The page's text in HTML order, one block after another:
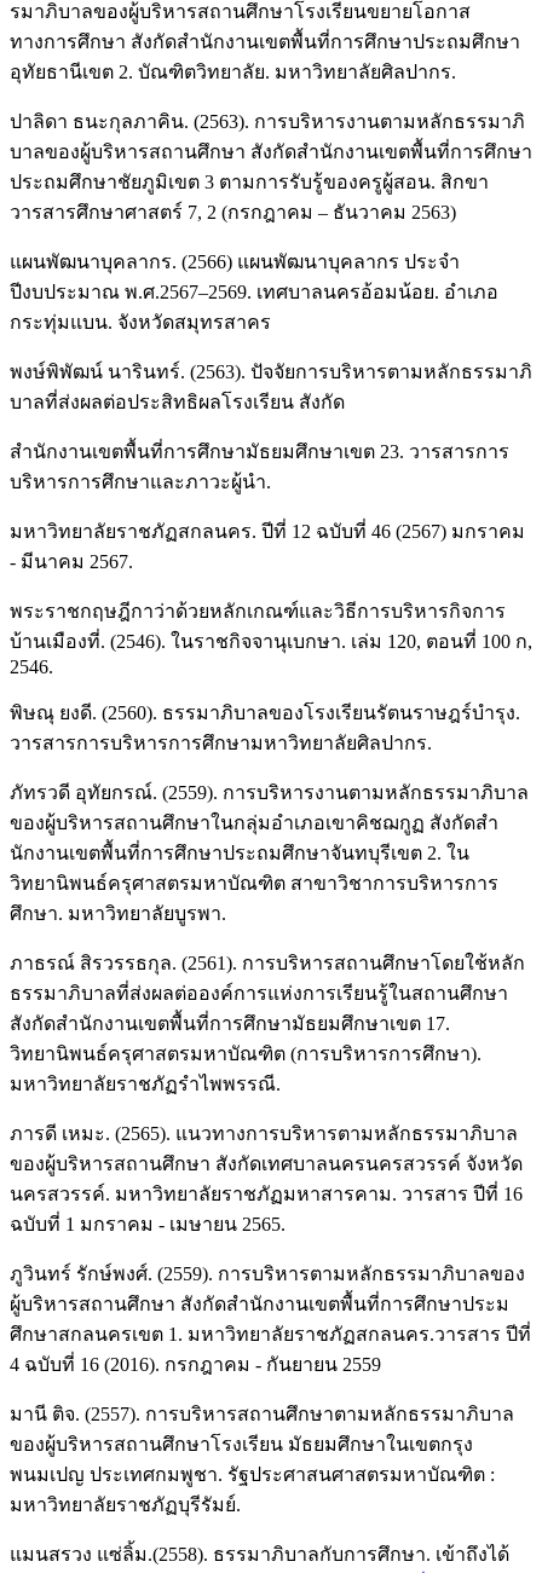
รมาภิบาลของผู้บริหารสถานศึกษาโรงเรียนขยายโอกาส
ทางการศึกษา สังกัดสำนักงานเขตพื้นที่การศึกษาประถมศึกษา
อุทัยธานีเขต 2. บัณฑิตวิทยาลัย. มหาวิทยาลัยศิลปากร.
ปาลิดา ธนะกุลภาคิน. (2563). การบริหารงานตามหลักธรรมาภิ
บาลของผู้บริหารสถานศึกษา สังกัดสำนักงานเขตพื้นที่การศึกษา
ประถมศึกษาชัยภูมิเขต 3 ตามการรับรู้ของครูผู้สอน. สิกขา
วารสารศึกษาศาสตร์ 7, 2 (กรกฎาคม – ธันวาคม 2563)
แผนพัฒนาบุคลากร. (2566) แผนพัฒนาบุคลากร ประจำ
ปีงบประมาณ พ.ศ.2567–2569. เทศบาลนครอ้อมน้อย. อำเภอ
กระทุ่มแบน. จังหวัดสมุทรสาคร
พงษ์พิพัฒน์ นารินทร์. (2563). ปัจจัยการบริหารตามหลักธรรมาภิ
บาลที่ส่งผลต่อประสิทธิผลโรงเรียน สังกัด
สำนักงานเขตพื้นที่การศึกษามัธยมศึกษาเขต 23. วารสารการ
บริหารการศึกษาและภาวะผู้นำ.
มหาวิทยาลัยราชภัฏสกลนคร. ปีที่ 12 ฉบับที่ 46 (2567) มกราคม
- มีนาคม 2567.
พระราชกฤษฎีกาว่าด้วยหลักเกณฑ์และวิธีการบริหารกิจการ
บ้านเมืองที่. (2546). ในราชกิจจานุเบกษา. เล่ม 120, ตอนที่ 100 ก,
2546.
พิษณุ ยงดี. (2560). ธรรมาภิบาลของโรงเรียนรัตนราษฎร์บำรุง.
วารสารการบริหารการศึกษามหาวิทยาลัยศิลปากร.
ภัทรวดี อุทัยกรณ์. (2559). การบริหารงานตามหลักธรรมาภิบาล
ของผู้บริหารสถานศึกษาในกลุ่มอําเภอเขาคิชฌกูฏ สังกัดสํา
นักงานเขตพื้นที่การศึกษาประถมศึกษาจันทบุรีเขต 2. ใน
วิทยานิพนธ์ครุศาสตรมหาบัณฑิต สาขาวิชาการบริหารการ
ศึกษา. มหาวิทยาลัยบูรพา.
ภาธรณ์ สิรวรรธกุล. (2561). การบริหารสถานศึกษาโดยใช้หลัก
ธรรมาภิบาลที่ส่งผลต่อองค์การแห่งการเรียนรู้ในสถานศึกษา
สังกัดสำนักงานเขตพื้นที่การศึกษามัธยมศึกษาเขต 17.
วิทยานิพนธ์ครุศาสตรมหาบัณฑิต (การบริหารการศึกษา).
มหาวิทยาลัยราชภัฏรำไพพรรณี.
ภารดี เหมะ. (2565). แนวทางการบริหารตามหลักธรรมาภิบาล
ของผู้บริหารสถานศึกษา สังกัดเทศบาลนครนครสวรรค์ จังหวัด
นครสวรรค์. มหาวิทยาลัยราชภัฏมหาสารคาม. วารสาร ปีที่ 16
ฉบับที่ 1 มกราคม - เมษายน 2565.
ภูวินทร์ รักษ์พงศ์. (2559). การบริหารตามหลักธรรมาภิบาลของ
ผู้บริหารสถานศึกษา สังกัดสำนักงานเขตพื้นที่การศึกษาประม
ศึกษาสกลนครเขต 1. มหาวิทยาลัยราชภัฏสกลนคร.วารสาร ปีที่
4 ฉบับที่ 16 (2016). กรกฎาคม - กันยายน 2559
มานี ติจ. (2557). การบริหารสถานศึกษาตามหลักธรรมาภิบาล
ของผู้บริหารสถานศึกษาโรงเรียน มัธยมศึกษาในเขตกรุง
พนมเปญ ประเทศกมพูชา. รัฐประศาสนศาสตรมหาบัณฑิต :
มหาวิทยาลัยราชภัฏบุรีรัมย์.
แมนสรวง แซ่ลิ้ม.(2558). ธรรมาภิบาลกับการศึกษา. เข้าถึงได้